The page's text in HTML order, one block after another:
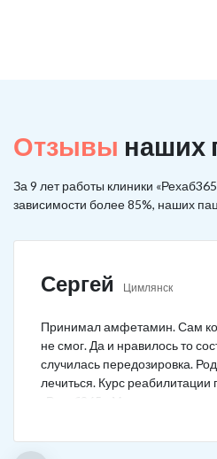
Отзывы наших
За 9 лет работы клиники
зависимости более 85%, наших
Сергей Цимлянск
Принимал амфетамин. Сам
не смог. Да и нравилось то
случилась передозировка.
лечиться. Курс
«Рехаб365». Много месяцев